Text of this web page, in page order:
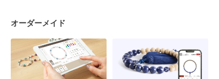
オーダーメイド